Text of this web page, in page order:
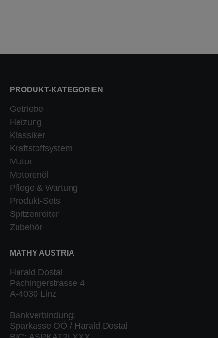
PRODUKT-KATEGORIEN
Getriebe
Heizung
Klassiker
Kraftstoffsystem
Motor
Motorenöl
Pflege & Wartung
Produkt-Sets
Spitzenreiter
Zubehör
MATHY AUSTRIA
Harald Dostal
Pachingerstrasse 4
A-4030 Linz
Bankverbindung:
Sparkasse OÖ / Harald Dostal